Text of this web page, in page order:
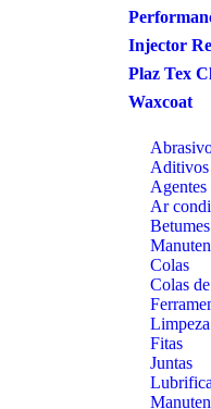
Injector
Plaz Tex
Waxcoat
Aditivos
Ar
Betumes
Colas
Colas
Fitas
Juntas